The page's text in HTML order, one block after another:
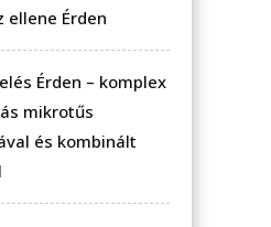
Érden
Érden – komplex
mikrotűs
és kombinált